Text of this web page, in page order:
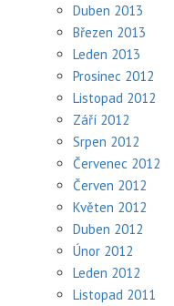
Duben 2013
Březen 2013
Leden 2013
Prosinec 2012
Listopad 2012
Září 2012
Srpen 2012
Červenec 2012
Červen 2012
Květen 2012
Duben 2012
Únor 2012
Leden 2012
Listopad 2011